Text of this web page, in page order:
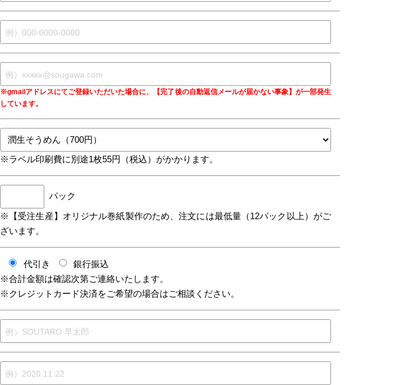
※gmailアドレスにてご登録いただいた場合に、【完了後の自動返信メールが届かない事象】が一部発生
しています。
※ラベル印刷費に別途1枚55円（税込）がかかります。
パック
※【受注生産】オリジナル巻紙製作のため、注文には最低量（12パック以上）がご
ざいます。
代引き
銀行振込
※合計金額は確認次第ご連絡いたします。
※クレジットカード決済をご希望の場合はご相談ください。